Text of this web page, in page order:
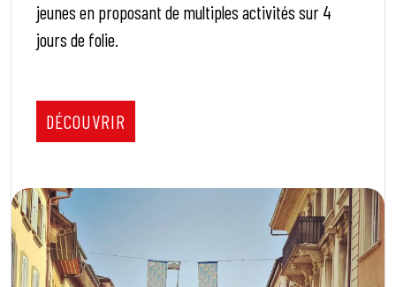
jeunes en proposant de multiples activités sur 4
jours de folie.
DÉCOUVRIR